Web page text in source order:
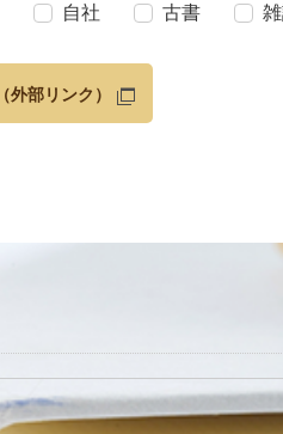
自社 古書
（外部リンク）